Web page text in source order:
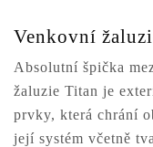
Venkovní
Absolutní špička
žaluzie Titan je
prvky, která chrání
její systém včetně